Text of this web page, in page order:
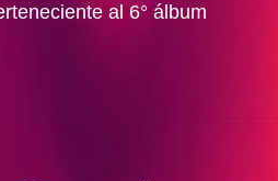
al 6° álbum